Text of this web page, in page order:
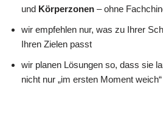
und Körperzonen – ohne
wir empfehlen nur, was zu Ihrer
Ihren Zielen passt
wir planen Lösungen so, dass sie
nicht nur „im ersten Moment weich“